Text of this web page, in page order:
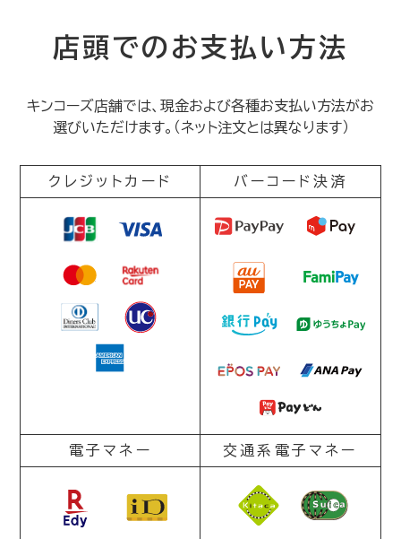
店頭でのお支払い方法
キンコーズ店舗では、現金および各種お支払い方法がお
選びいただけます。（ネット注文とは異なります）
クレジットカード バーコード決済
電子マネー 交通系電子マネー